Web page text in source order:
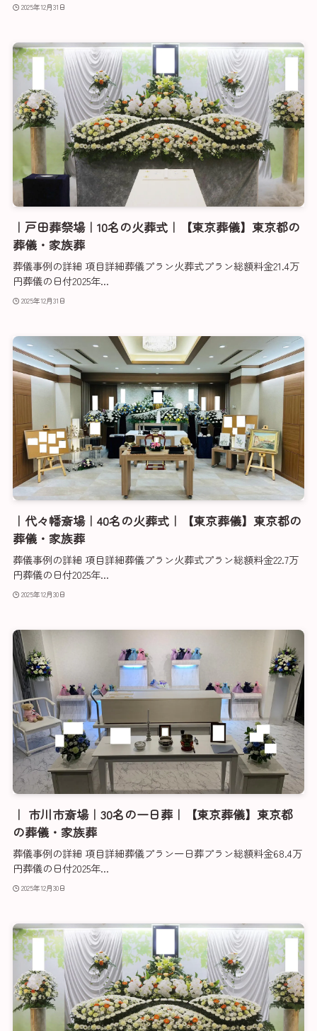
2025年12月31日
｜戸田葬祭場｜10名の火葬式｜【東京葬儀】東京都の
葬儀・家族葬
葬儀事例の詳細 項目詳細葬儀プラン火葬式プラン総額料金21.4万
円葬儀の日付2025年...
2025年12月31日
｜代々幡斎場｜40名の火葬式｜【東京葬儀】東京都の
葬儀・家族葬
葬儀事例の詳細 項目詳細葬儀プラン火葬式プラン総額料金22.7万
円葬儀の日付2025年...
2025年12月30日
｜ 市川市斎場｜30名の一日葬｜【東京葬儀】東京都
の葬儀・家族葬
葬儀事例の詳細 項目詳細葬儀プラン一日葬プラン総額料金68.4万
円葬儀の日付2025年...
2025年12月30日